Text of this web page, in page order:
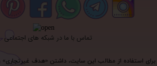
برای استفاده از مطالب این سایت، داشتن «هدف
تماس با ما در شبکه های اجتماعی